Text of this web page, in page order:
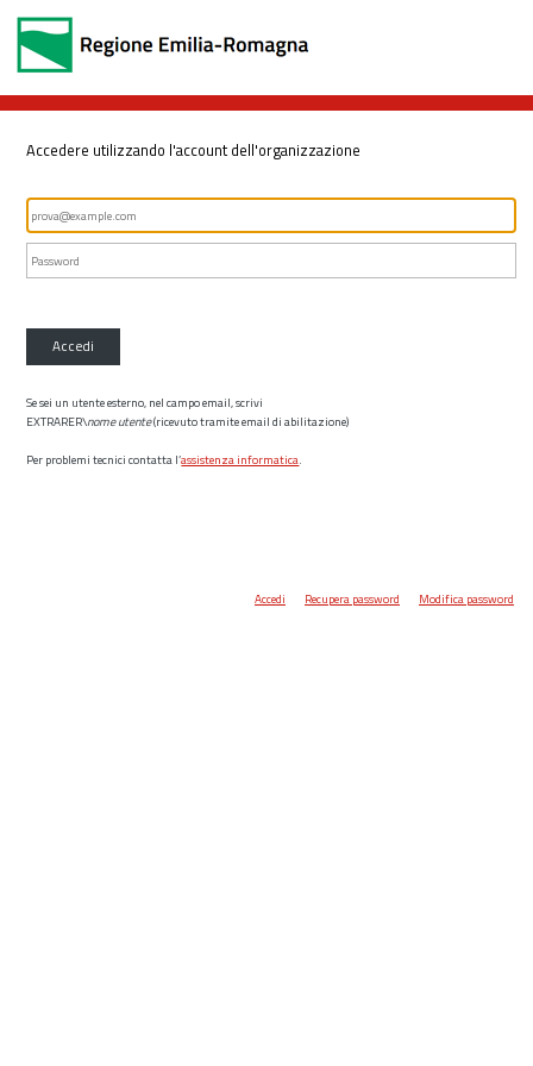
Accedere utilizzando l'account dell'organizzazione
Accedi
Se sei un utente esterno, nel campo email, scrivi
EXTRARER\nome utente(ricevuto tramite email di abilitazione)
Per problemi tecnici contatta l’assistenza informatica.
Accedi Recupera password Modifica password